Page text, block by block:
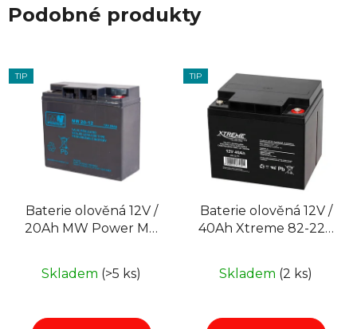
Podobné produkty
TIP
Baterie olověná 12V /
20Ah MW Power MB
Skladem (>5 ks)
TIP
Baterie olověná 12V /
40Ah Xtreme 82-227
Skladem (2 ks)